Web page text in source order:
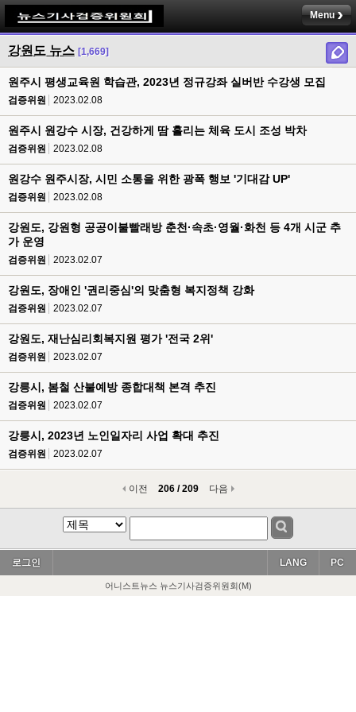
Menu
강원도 뉴스 [1,669]
원주시 평생교육원 학습관, 2023년 정규강좌 실버반 수강생 모집
검증위원 2023.02.08
원주시 원강수 시장, 건강하게 땀 흘리는 체육 도시 조성 박차
검증위원 2023.02.08
원강수 원주시장, 시민 소통을 위한 광폭 행보 '기대감 UP'
검증위원 2023.02.08
강원도, 강원형 공공이불빨래방 춘천·속초·영월·화천 등 4개 시군 추
가 운영
검증위원 2023.02.07
강원도, 장애인 '권리중심'의 맞춤형 복지정책 강화
검증위원 2023.02.07
강원도, 재난심리회복지원 평가 '전국 2위'
검증위원 2023.02.07
강릉시, 봄철 산불예방 종합대책 본격 추진
검증위원 2023.02.07
강릉시, 2023년 노인일자리 사업 확대 추진
검증위원 2023.02.07
이전 206 / 209 다음
로그인 PC
LANG
어니스트뉴스 뉴스기사검증위원회(M)